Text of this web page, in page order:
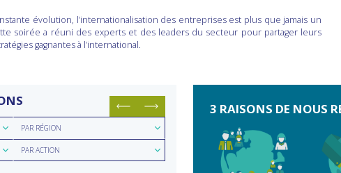
évolution, l’internationalisation des entreprises est plus que jamais un
soirée a réuni des experts et des leaders du secteur pour partager leurs
gagnantes à l’international.
Rechercher
par
région
PAR RÉGION
Rechercher
parPAR ACTION
3 RAISONS DE NOUS